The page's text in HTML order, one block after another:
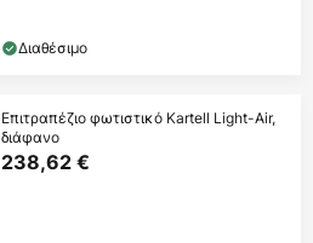
Διαθέσιμο
Επιτραπέζιο φωτιστικό Kartell Light-Air,
διάφανο
238,62 €